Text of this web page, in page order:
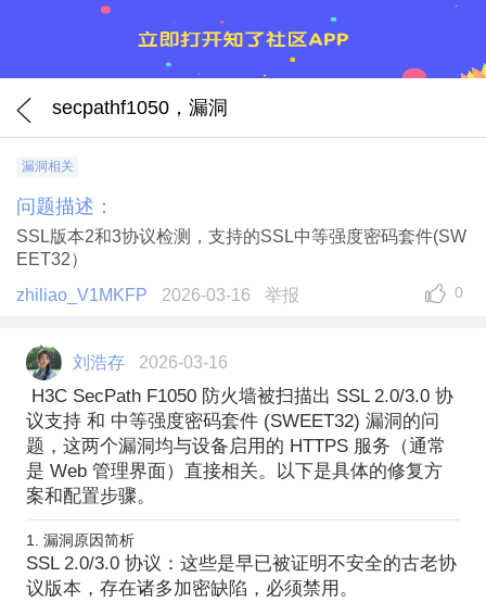
secpathf1050，漏洞
漏洞相关
问题描述：
SSL版本2和3协议检测，支持的SSL中等强度密码套件(SW
EET32）
zhiliao_V1MKFP
2026-03-16 举报 0
刘浩存 2026-03-16
H3C SecPath F1050 防火墙被扫描出 SSL 2.0/3.0 协
议支持和 中等强度密码套件 (SWEET32) 漏洞的问
题，这两个漏洞均与设备启用的 HTTPS 服务 （通常
是 Web 管理界面）直接相关。以下是具体的修复方
案和配置步骤。
1. 漏洞原因简析
SSL 2.0/3.0 协议 ：这些是早已被证明不安全的古老协
议版本，存在诸多加密缺陷，必须禁用。